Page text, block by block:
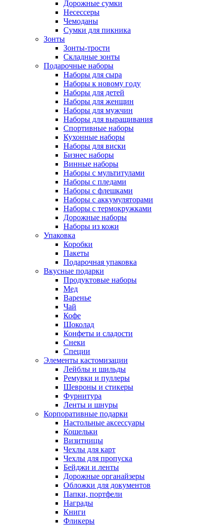
Дорожные сумки
Несессеры
Чемоданы
Сумки для пикника
Зонты
Зонты-трости
Складные зонты
Подарочные наборы
Наборы для сыра
Наборы к новому году
Наборы для детей
Наборы для женщин
Наборы для мужчин
Наборы для выращивания
Спортивные наборы
Кухонные наборы
Наборы для виски
Бизнес наборы
Винные наборы
Наборы с мультитулами
Наборы с пледами
Наборы с флешками
Наборы с аккумуляторами
Наборы с термокружками
Дорожные наборы
Наборы из кожи
Упаковка
Коробки
Пакеты
Подарочная упаковка
Вкусные подарки
Продуктовые наборы
Мед
Варенье
Чай
Кофе
Шоколад
Конфеты и сладости
Снеки
Специи
Элементы кастомизации
Лейблы и шильды
Ремувки и пуллеры
Шевроны и стикеры
Фурнитура
Ленты и шнуры
Корпоративные подарки
Настольные аксессуары
Кошельки
Визитницы
Чехлы для карт
Чехлы для пропуска
Бейджи и ленты
Дорожные органайзеры
Обложки для документов
Папки, портфели
Награды
Книги
Фликеры